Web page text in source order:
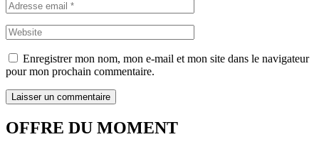
Enregistrer mon nom, mon e-mail et mon site dans le navigateur
pour mon prochain commentaire.
OFFRE DU MOMENT